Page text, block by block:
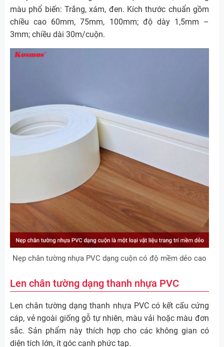
màu phổ biến: Trắng, xám, đen. Kích thước chuẩn gồm
chiều cao 60mm, 75mm, 100mm; độ dày 1,5mm –
3mm; chiều dài 30m/cuộn.
Nẹp chân tường nhựa PVC dạng cuộn có độ mềm dẻo cao
Len chân tường dạng thanh nhựa PVC
Len chân tường dạng thanh nhựa PVC có kết cấu cứng
cáp, vẻ ngoài giống gỗ tự nhiên, màu vải hoặc màu đơn
sắc. Sản phẩm này thích hợp cho các không gian có
diện tích lớn, ít góc cạnh phức tạp.